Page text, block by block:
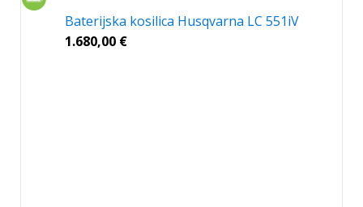
Baterijska kosilica Husqvarna LC 551iV
1.680,00 €